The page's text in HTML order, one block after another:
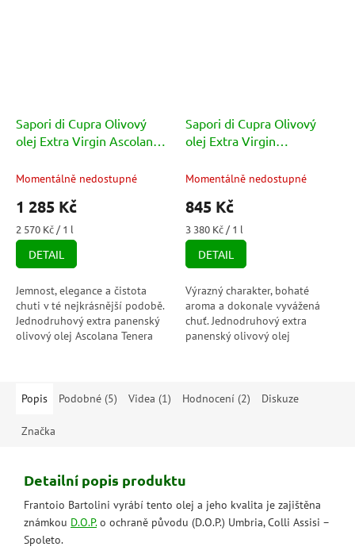
Sapori di Cupra Olivový
olej Extra Virgin Ascolana
Momentálně nedostupné
1 285 Kč
Měrná
cena:
2 570 Kč / 1 l
DETAIL
Jemnost, elegance a čistota
chuti v té nejkrásnější podobě.
Jednodruhový extra panenský
olivový olej Ascolana Tenera
Sapori di Cupra Olivový
olej Extra Virgin
Momentálně nedostupné
845 Kč
Měrná
cena:
3 380 Kč / 1 l
DETAIL
Výrazný charakter, bohaté
aroma a dokonale vyvážená
chuť. Jednodruhový extra
panenský olivový olej
Popis
Podobné (5) Videa (1) Hodnocení (2) Diskuze
Značka
Detailní popis produktu
Frantoio Bartolini vyrábí tento olej a jeho kvalita je zajištěna
známkou D.O.P.o ochraně původu (D.O.P.) Umbria, Colli Assisi –
Spoleto.